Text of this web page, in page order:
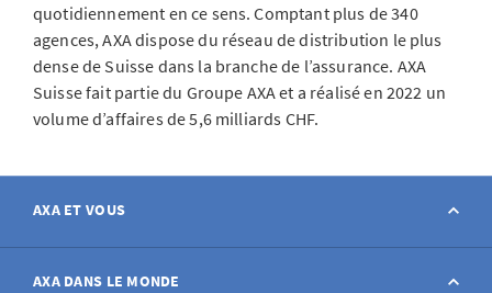
quotidiennement en ce sens. Comptant plus de 340
agences, AXA dispose du réseau de distribution le plus
dense de Suisse dans la branche de l’assurance. AXA
Suisse fait partie du Groupe AXA et a réalisé en 2022 un
volume d’affaires de 5,6 milliards CHF.
AXA ET VOUS
Contact
AXA DANS LE MONDE